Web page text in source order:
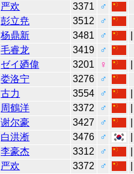
严欢 3371
♂
彭立尭 3512
♂
杨鼎新 3481 ♂
毛睿龙 3419
♂
ゼイ廼偉 3201 ♀
娄洛宁 3276
♂
古力 3554 ♂
周鶴洋 3372 ♂
谢尔豪 3427 ♂
白洪淅 3476 ♂
李豪杰 3312 ♂
严欢 3372 ♂